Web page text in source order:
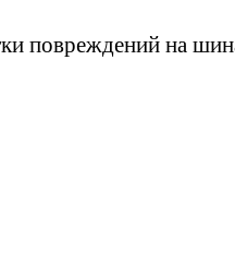
повреждений на